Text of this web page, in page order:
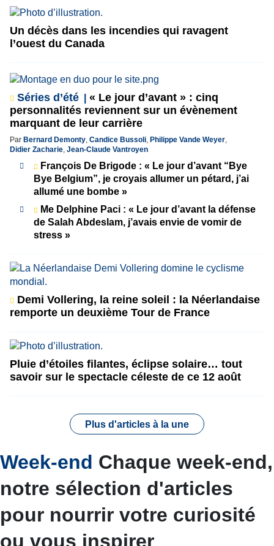
Un décès dans les incendies qui ravagent
l’ouest du Canada
Séries d’été
« Le jour d’avant » : cinq
personnalités reviennent sur un évènement
marquant de leur carrière
Par Bernard Demonty, Candice Bussoli, Philippe Vande Weyer,
Didier Zacharie, Jean-Claude Vantroyen
François De Brigode : « Le jour d’avant “Bye
Bye Belgium”, je croyais allumer un pétard, j’ai
allumé une bombe »
Me Delphine Paci : « Le jour d’avant la défense
de Salah Abdeslam, j’avais envie de vomir de
stress »
Demi Vollering, la reine soleil : la Néerlandaise
remporte un deuxième Tour de France
Pluie d’étoiles filantes, éclipse solaire… tout
savoir sur le spectacle céleste de ce 12 août
Plus d'articles à la une
Week-end Chaque week-end,
notre sélection d'articles
pour nourrir votre curiosité
ou vous inspirer